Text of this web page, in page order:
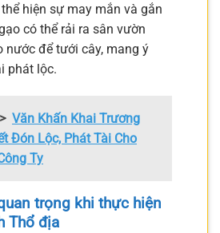
hiện sự may mắn và gắn
có thể rải ra sân vườn
nước để tưới cây, mang ý
phát lộc.
Văn Khấn Khai Trương
Đón Lộc, Phát Tài Cho
Ty
trọng khi thực hiện
Thổ địa